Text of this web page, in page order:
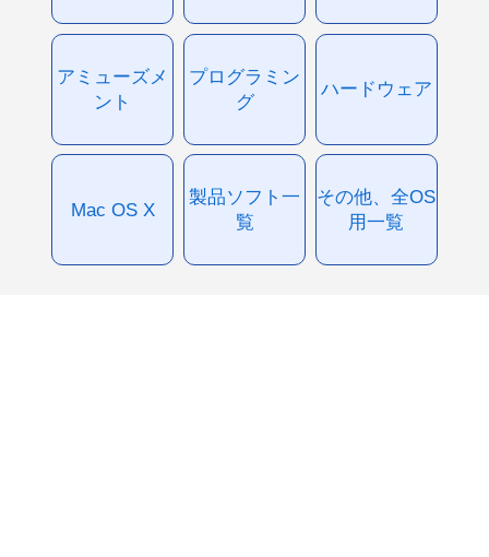
アミューズメ
ント
プログラミン
グ
ハードウェア
Mac OS X
製品ソフト一
覧
その他、全OS
用一覧